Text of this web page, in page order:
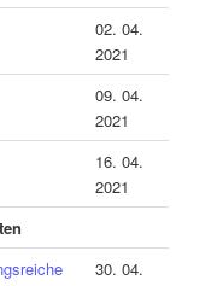
02. 04.
2021
09. 04.
2021
16. 04.
2021
30. 04.